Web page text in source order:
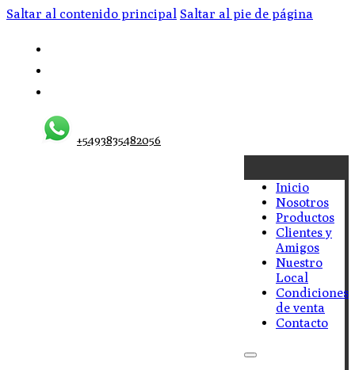
Saltar al contenido principal Saltar al pie de página
+5493835482056
Inicio
Nosotros
Productos
Clientes y
Amigos
Nuestro
Local
Condiciones
de venta
Contacto